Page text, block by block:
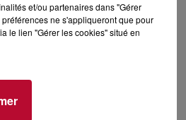
et/ou partenaires dans "Gérer
ne s'appliqueront que pour
le lien "Gérer les cookies" situé en